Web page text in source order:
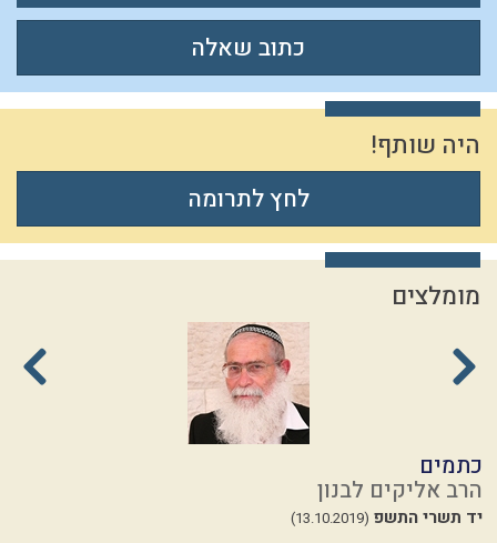
כתוב שאלה
היה שותף!
לחץ לתרומה
מומלצים
כתמים
הרב אליקים לבנון
יד תשרי התשפ (13.10.2019)